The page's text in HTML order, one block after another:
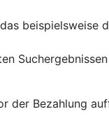
der Bezahlung